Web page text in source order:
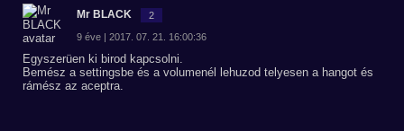
Mr BLACK 2
9 éve | 2017. 07. 21. 16:00:36
Egyszerüen ki birod kapcsolni.
Bemész a settingsbe és a volumenél lehuzod telyesen a hangot és
rámész az aceptra.